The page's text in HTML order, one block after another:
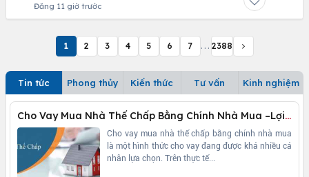
Đăng 11 giờ trước
1 2 3 4 5 6 7 ... 2388
Tin tức Phong thủy Kiến thức Tư vấn Kinh nghiệm
Cho Vay Mua Nhà Thế Chấp Bằng Chính Nhà Mua –Lợi Ích Vay Mua Nhà Tại Vietcombank
Cho vay mua nhà thế chấp bằng chính nhà mua
là một hình thức cho vay đang được khá nhiều cá
nhân lựa chọn. Trên thực tế...